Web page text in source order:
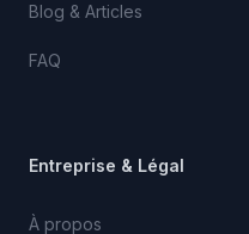
Blog & Articles
FAQ
Entreprise & Légal
À propos